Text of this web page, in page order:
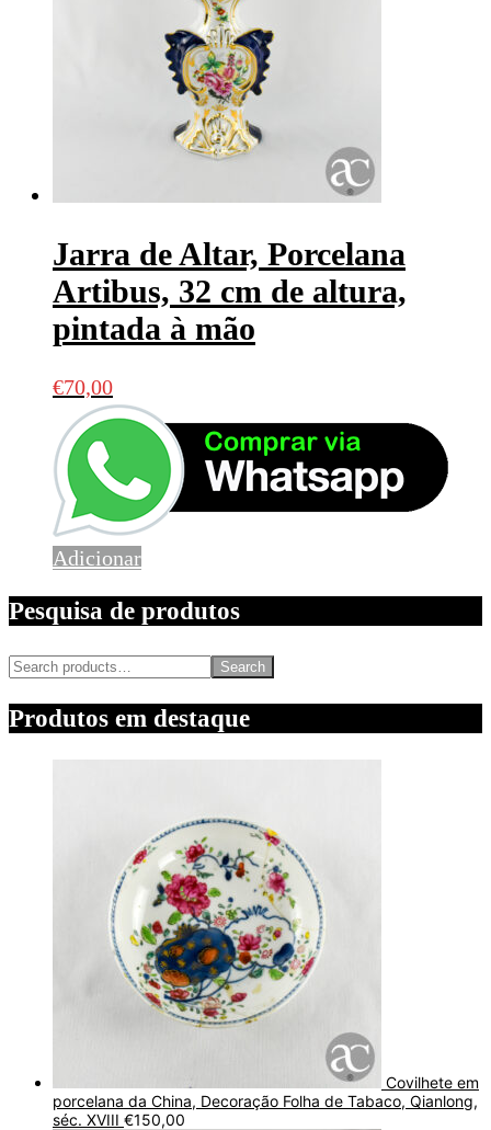
Jarra de Altar, Porcelana
Artibus, 32 cm de altura,
pintada à mão
€70,00
Adicionar
Pesquisa de produtos
Search
Produtos em destaque
Covilhete em
porcelana da China, Decoração Folha de Tabaco, Qianlong,
séc. XVIII €150,00